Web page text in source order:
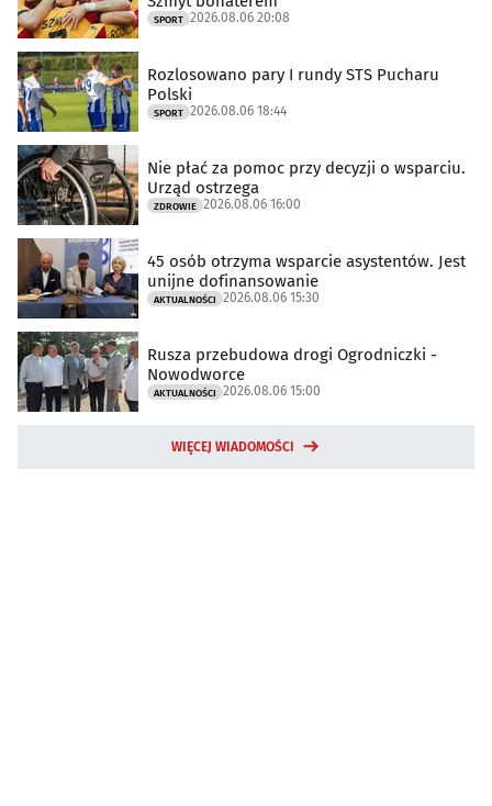
SPORT 2026.08.06 20:08
Rozlosowano pary I rundy STS Pucharu
Polski
SPORT 2026.08.06 18:44
Nie płać za pomoc przy decyzji o wsparciu.
Urząd ostrzega
ZDROWIE 2026.08.06 16:00
45 osób otrzyma wsparcie asystentów. Jest
unijne dofinansowanie
AKTUALNOŚCI 2026.08.06 15:30
Rusza przebudowa drogi Ogrodniczki -
Nowodworce
AKTUALNOŚCI 2026.08.06 15:00
WIĘCEJ WIADOMOŚCI